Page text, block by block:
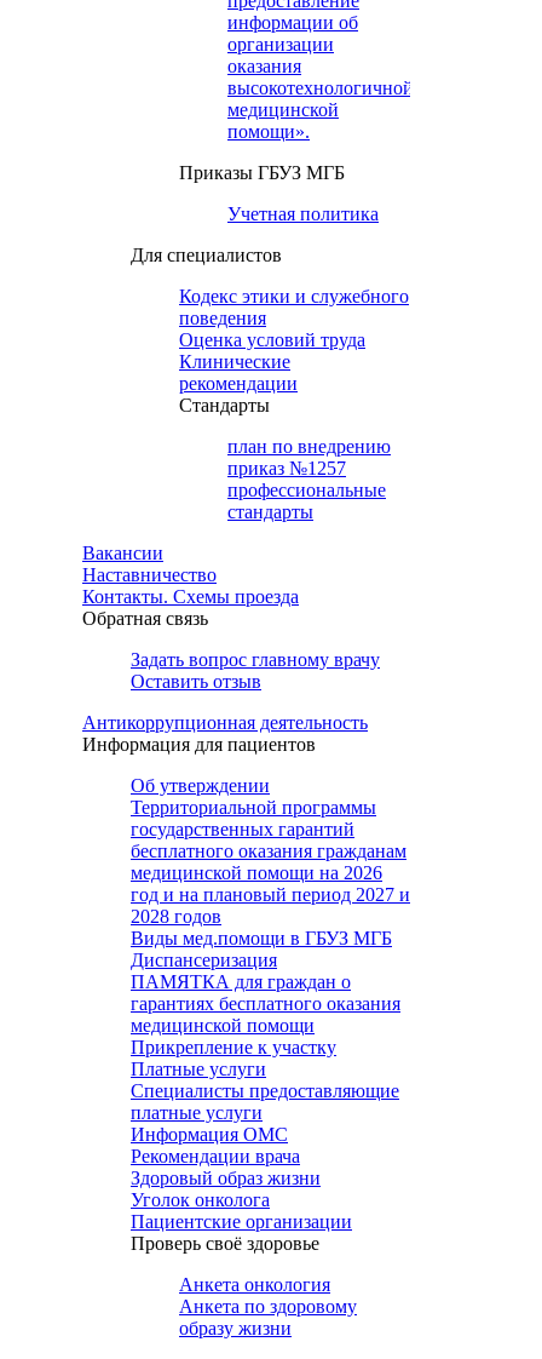
информации об
организации
оказания
высокотехнологичной
медицинской
помощи».
Приказы ГБУЗ МГБ
Учетная политика
Для специалистов
Кодекс этики и служебного
поведения
Оценка условий труда
Клинические
рекомендации
Cтандарты
план по внедрению
приказ №1257
профессиональные
стандарты
Вакансии
Наставничество
Контакты. Схемы проезда
Обратная связь
Задать вопрос главному врачу
Оставить отзыв
Антикоррупционная деятельность
Информация для пациентов
Об утверждении
Территориальной программы
государственных гарантий
бесплатного оказания гражданам
медицинской помощи на 2026
год и на плановый период 2027 и
2028 годов
Виды мед.помощи в ГБУЗ МГБ
Диспансеризация
ПАМЯТКА для граждан о
гарантиях бесплатного оказания
медицинской помощи
Прикрепление к участку
Платные услуги
Специалисты предоставляющие
платные услуги
Информация ОМС
Рекомендации врача
Здоровый образ жизни
Уголок онколога
Пациентские организации
Проверь своё здоровье
Анкета онкология
Анкета по здоровому
образу жизни